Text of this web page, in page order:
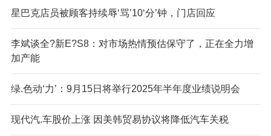
星巴克店员被顾客持续辱‘骂’10‘分’钟，门店回应
李斌谈全?新E?S8：对市场热情预估保守了，正在全力增
加产能
绿.色动‘力’：9月15日将举行2025年半年度业绩说明会
现代汽.车股价上涨 因美韩贸易协议将降低汽车关税